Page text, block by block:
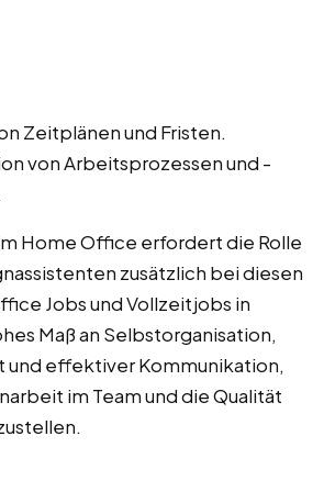
Zeitplänen und Fristen.
von Arbeitsprozessen und -
Home Office erfordert die Rolle
zusätzlich bei diesen
Jobs und Vollzeitjobs in
Maß an Selbstorganisation,
und effektiver Kommunikation,
im Team und die Qualität